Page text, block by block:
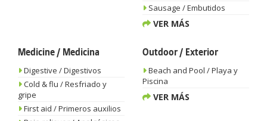
Sausage / Embutidos
VER MÁS
Medicine / Medicina
Digestive / Digestivos
Cold & flu / Resfriado y
gripe
First aid / Primeros auxilios
Outdoor / Exterior
Beach and Pool / Playa y
Piscina
VER MÁS